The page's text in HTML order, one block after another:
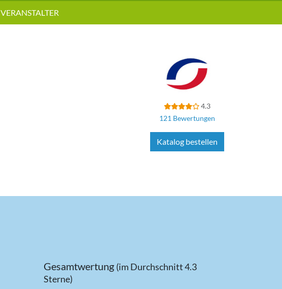
VERANSTALTER
4.3
121 Bewertungen
Katalog bestellen
Gesamtwertung (im Durchschnitt 4.3
Sterne)